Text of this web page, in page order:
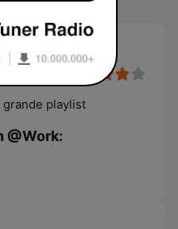
grande playlist
@Work: